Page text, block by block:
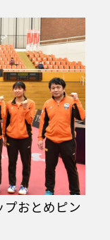
おとめピン